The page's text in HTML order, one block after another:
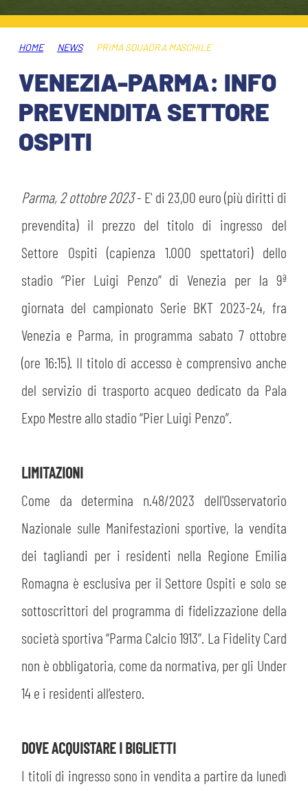
MUSEUM CLUB EXPERIENCE
BIGLIETTI
ABBONAMENTI
INFO BIGLIETTI
TARDINI CARD
TRASFERTE
TICKET GIFT CARD
SHOP
ESPORTS
ORGANIGRAMMA
MUTTI TRAINING CENTER
MUSEO
INFORMATIVA FINANZIARIA
FLASH NEWS
STADIO TARDINI
MEDIA
CSR
PARTNER
HOME NEWS PRIMA SQUADRA MASCHILE
VENEZIA-PARMA: INFO
PREVENDITA SETTORE
OSPITI
Parma, 2 ottobre 2023- E' di 23,00 euro (più diritti di
prevendita) il prezzo del titolo di ingresso del
Settore Ospiti (capienza 1.000 spettatori) dello
stadio “Pier Luigi Penzo” di Venezia per la 9ª
giornata del campionato Serie BKT 2023-24, fra
Venezia e Parma, in programma sabato 7 ottobre
(ore 16:15). Il titolo di accesso è comprensivo anche
del servizio di trasporto acqueo dedicato da Pala
Expo Mestre allo stadio “Pier Luigi Penzo”.
LIMITAZIONI
Come da determina n.48/2023 dell'Osservatorio
Nazionale sulle Manifestazioni sportive, la vendita
dei tagliandi per i residenti nella Regione Emilia
Romagna è esclusiva per il Settore Ospiti e solo se
sottoscrittori del programma di fidelizzazione della
società sportiva “Parma Calcio 1913”. La Fidelity Card
non è obbligatoria, come da normativa, per gli Under
14 e i residenti all’estero.
DOVE ACQUISTARE I BIGLIETTI
I titoli di ingresso sono in vendita a partire da lunedì